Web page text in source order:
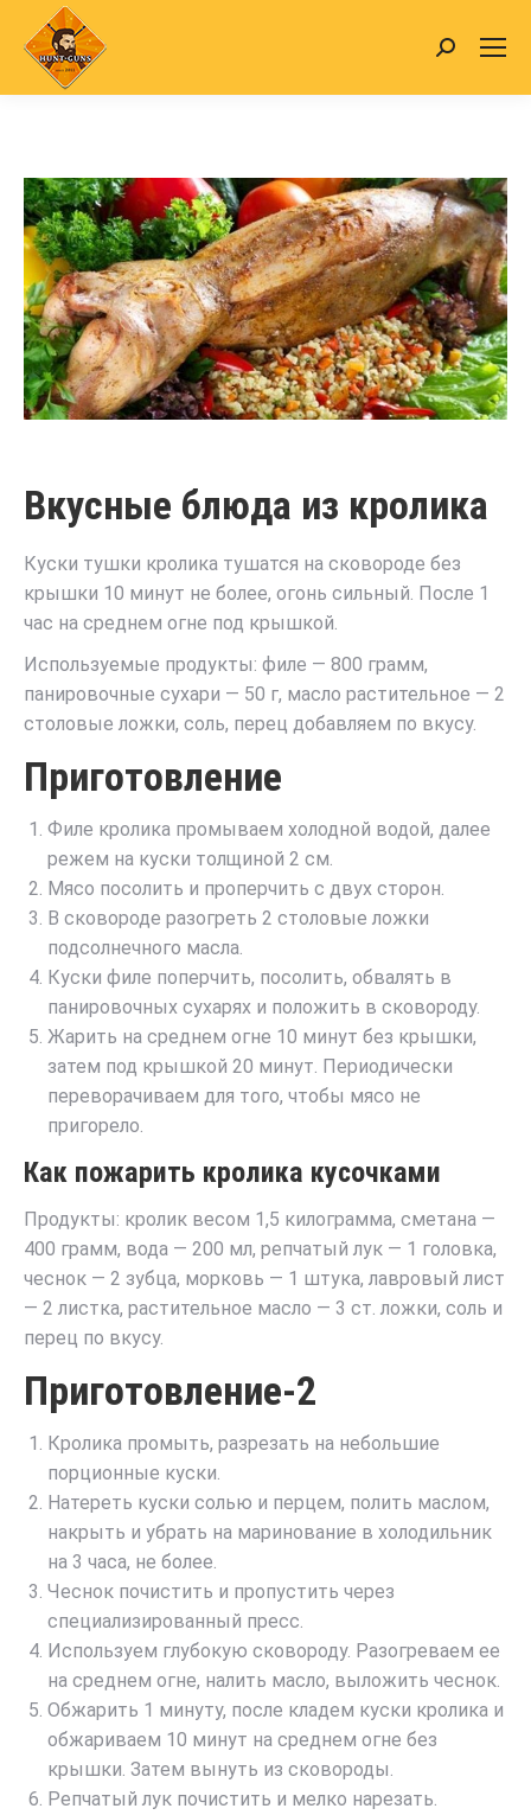
Search:
Вкусные блюда из кролика
Куски тушки кролика тушатся на сковороде без
крышки 10 минут не более, огонь сильный. После 1
час на среднем огне под крышкой.
Используемые продукты: филе — 800 грамм,
панировочные сухари — 50 г, масло растительное — 2
столовые ложки, соль, перец добавляем по вкусу.
Приготовление
Филе кролика промываем холодной водой, далее
режем на куски толщиной 2 см.
Мясо посолить и проперчить с двух сторон.
В сковороде разогреть 2 столовые ложки
подсолнечного масла.
Куски филе поперчить, посолить, обвалять в
панировочных сухарях и положить в сковороду.
Жарить на среднем огне 10 минут без крышки,
затем под крышкой 20 минут. Периодически
переворачиваем для того, чтобы мясо не
пригорело.
Как пожарить кролика кусочками
Продукты: кролик весом 1,5 килограмма, сметана —
400 грамм, вода — 200 мл, репчатый лук — 1 головка,
чеснок — 2 зубца, морковь — 1 штука, лавровый лист
— 2 листка, растительное масло — 3 ст. ложки, соль и
перец по вкусу.
Приготовление-2
Кролика промыть, разрезать на небольшие
порционные куски.
Натереть куски солью и перцем, полить маслом,
накрыть и убрать на маринование в холодильник
на 3 часа, не более.
Чеснок почистить и пропустить через
специализированный пресс.
Используем глубокую сковороду. Разогреваем ее
на среднем огне, налить масло, выложить чеснок.
Обжарить 1 минуту, после кладем куски кролика и
обжариваем 10 минут на среднем огне без
крышки. Затем вынуть из сковороды.
Репчатый лук почистить и мелко нарезать.